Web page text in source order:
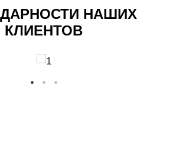
НАШИХ
КЛИЕНТОВ